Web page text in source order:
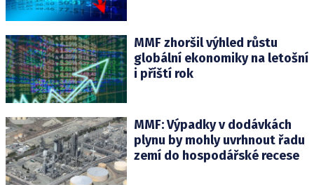
MMF zhoršil výhled růstu
globální ekonomiky na letošní
i příští rok
MMF: Výpadky v dodávkách
plynu by mohly uvrhnout řadu
zemí do hospodářské recese